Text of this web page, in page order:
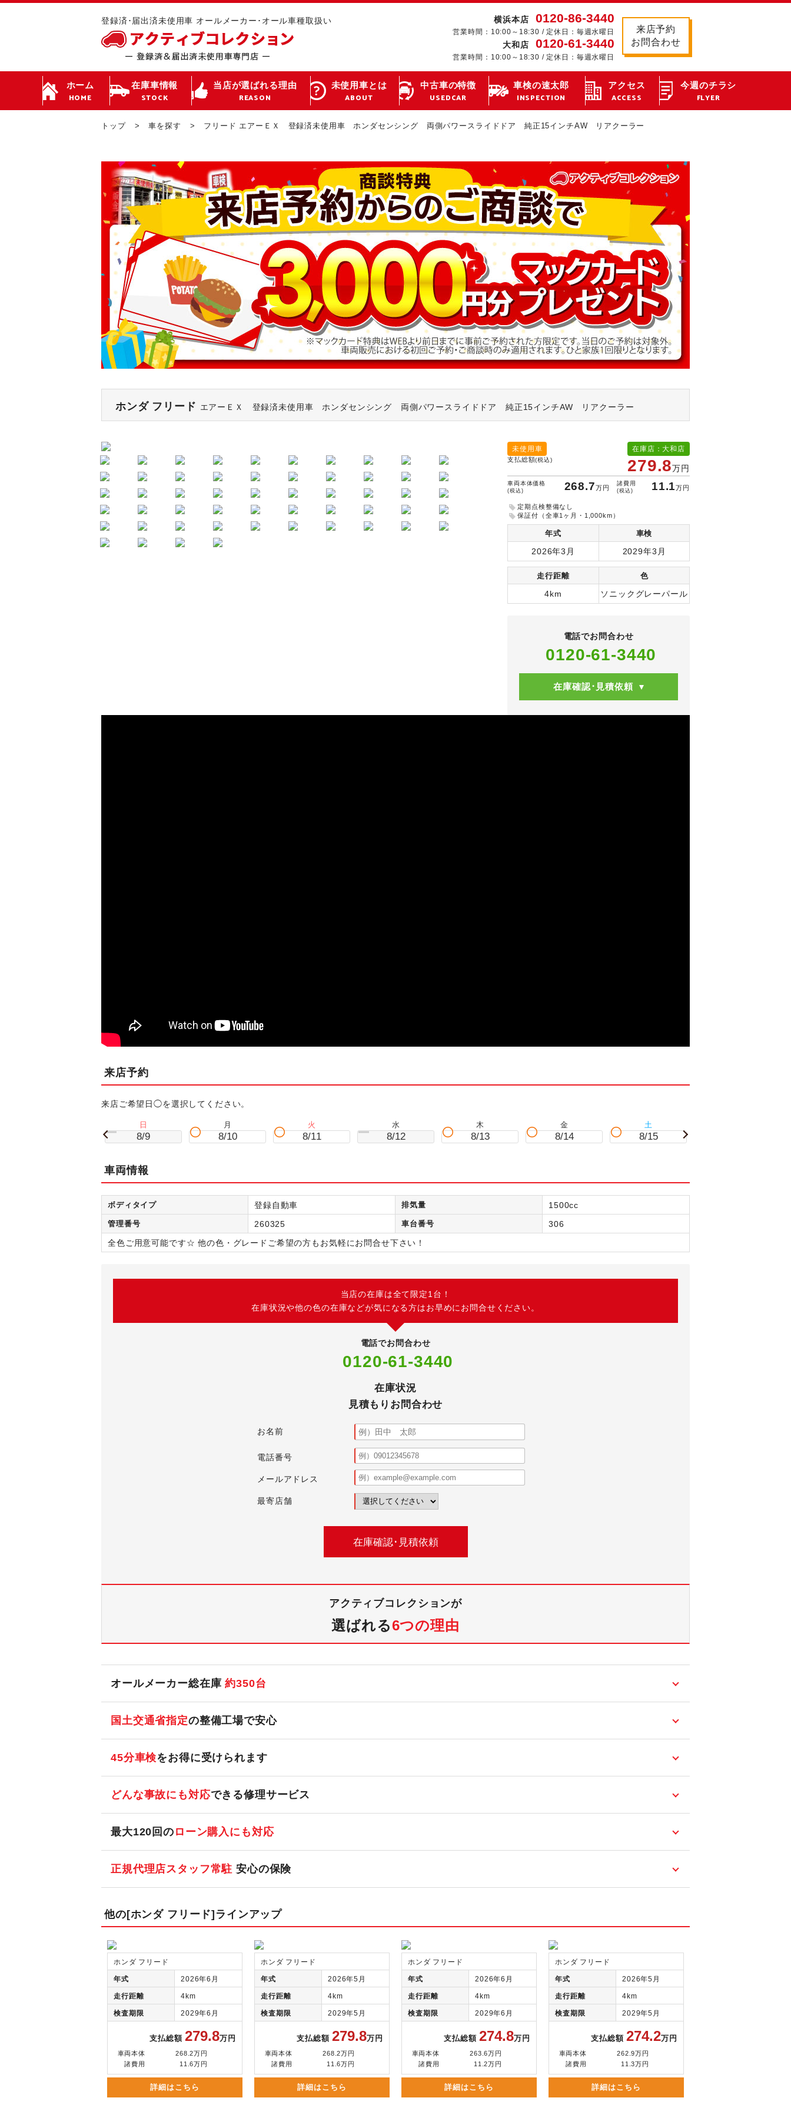
登録済･届出済未使用車 オールメーカー･オール車種取扱い 横浜本店 0120-86-3440
営業時間：10:00～18:30 / 定休日：毎週水曜日
大和店 0120-61-3440
営業時間：10:00～18:30 / 定休日：毎週水曜日
来店予約
お問合わせ
ホーム
HOME
在庫車情報
STOCK
当店が選ばれる理由
REASON
未使用車とは
ABOUT
中古車の特徴
USEDCAR
車検の速太郎
INSPECTION
アクセス
ACCESS
今週のチラシ
FLYER
トップ 車を探す フリード エアーＥＸ 登録済未使用車 ホンダセンシング 両側パワースライドドア 純正15インチAW リアクーラー
ホンダ フリード エアーＥＸ 登録済未使用車 ホンダセンシング 両側パワースライドドア 純正15インチAW リアクーラー
在庫店：大和店
未使用車
支払総額(税込) 279.8万円
車両本体価格
(税込) 268.7万円
諸費用
(税込) 11.1万円
定期点検整備なし
保証付（全車1ヶ月・1,000km）
年式 車検
2026年3月 2029年3月
走行距離 色
4km ソニックグレーパール
電話でお問合わせ
0120-61-3440
在庫確認･見積依頼
来店予約
来店ご希望日◯を選択してください。
日
8/9
月
8/10
火
8/11
水
8/12
木
8/13
金
8/14
土
8/15
車両情報
ボディタイプ 登録自動車 排気量 1500cc
管理番号 260325 車台番号
306
全色ご用意可能です☆ 他の色・グレードご希望の方もお気軽にお問合せ下さい！
当店の在庫は全て限定1台！
在庫状況や他の色の在庫などが気になる方はお早めにお問合せください。
電話でお問合わせ
0120-61-3440
在庫状況
見積もりお問合わせ
お名前
電話番号
メールアドレス
最寄店舗
アクティブコレクションが
選ばれる6つの理由
オールメーカー総在庫約350台
国土交通省指定の整備工場で安心
45分車検をお得に受けられます
どんな事故にも対応できる修理サービス
最大120回の ローン購入にも対応
正規代理店スタッフ常駐 安心の保険
他の[ホンダ フリード]ラインアップ
ホンダ フリード
年式 2026年6月
走行距離 4km
検査期限 2029年6月
支払総額279.8万円
車両本体
268.2万円
諸費用
11.6万円
詳細はこちら
ホンダ フリード
年式 2026年5月
走行距離 4km
検査期限 2029年5月
支払総額279.8万円
車両本体
268.2万円
諸費用
11.6万円
詳細はこちら
ホンダ フリード
年式 2026年6月
走行距離 4km
検査期限 2029年6月
支払総額274.8万円
車両本体
263.6万円
諸費用
11.2万円
詳細はこちら
ホンダ フリード
年式 2026年5月
走行距離 4km
検査期限 2029年5月
支払総額274.2万円
車両本体
262.9万円
諸費用
11.3万円
詳細はこちら